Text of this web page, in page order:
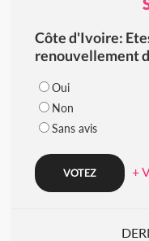
Côte d'Ivoire:
renouvellement
Oui
Non
Sans avis
+